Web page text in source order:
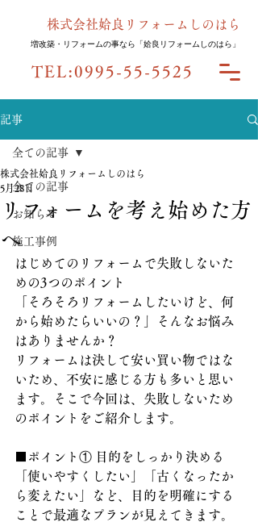
株式会社姶良リフォームしのはら
増改築・リフォームの事なら「姶良リフォームしのはら」
TEL:0995-55-5525
記事
全ての記事
お知らせ
施工事例
全ての記事
リフォームを考え始めた方
へ
株式会社姶良リフォームしのはら
5月28日
はじめてのリフォームで失敗しないた
めの3つのポイント
「そろそろリフォームしたいけど、何
から始めたらいいの？」そんなお悩み
はありませんか？
リフォームは決して安い買い物ではな
いため、不安に感じる方も多いと思い
ます。そこで今回は、失敗しないため
のポイントをご紹介します。
■ポイント① 目的をしっかり決める
「使いやすくしたい」「古くなったか
ら変えたい」など、目的を明確にする
ことで最適なプランが見えてきます。